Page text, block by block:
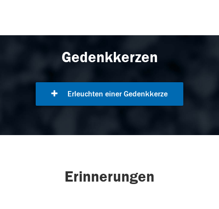
Gedenkkerzen
Erleuchten einer Gedenkkerze
Erinnerungen